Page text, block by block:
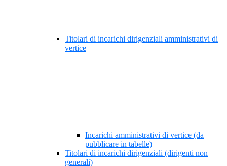
Titolari di incarichi dirigenziali amministrativi di
vertice
Incarichi amministrativi di vertice (da
pubblicare in tabelle)
Titolari di incarichi dirigenziali (dirigenti non
generali)